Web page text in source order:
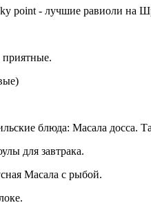
point - лучшие равиоли
блюда: Масала досса.
для завтрака.
Масала с рыбой.